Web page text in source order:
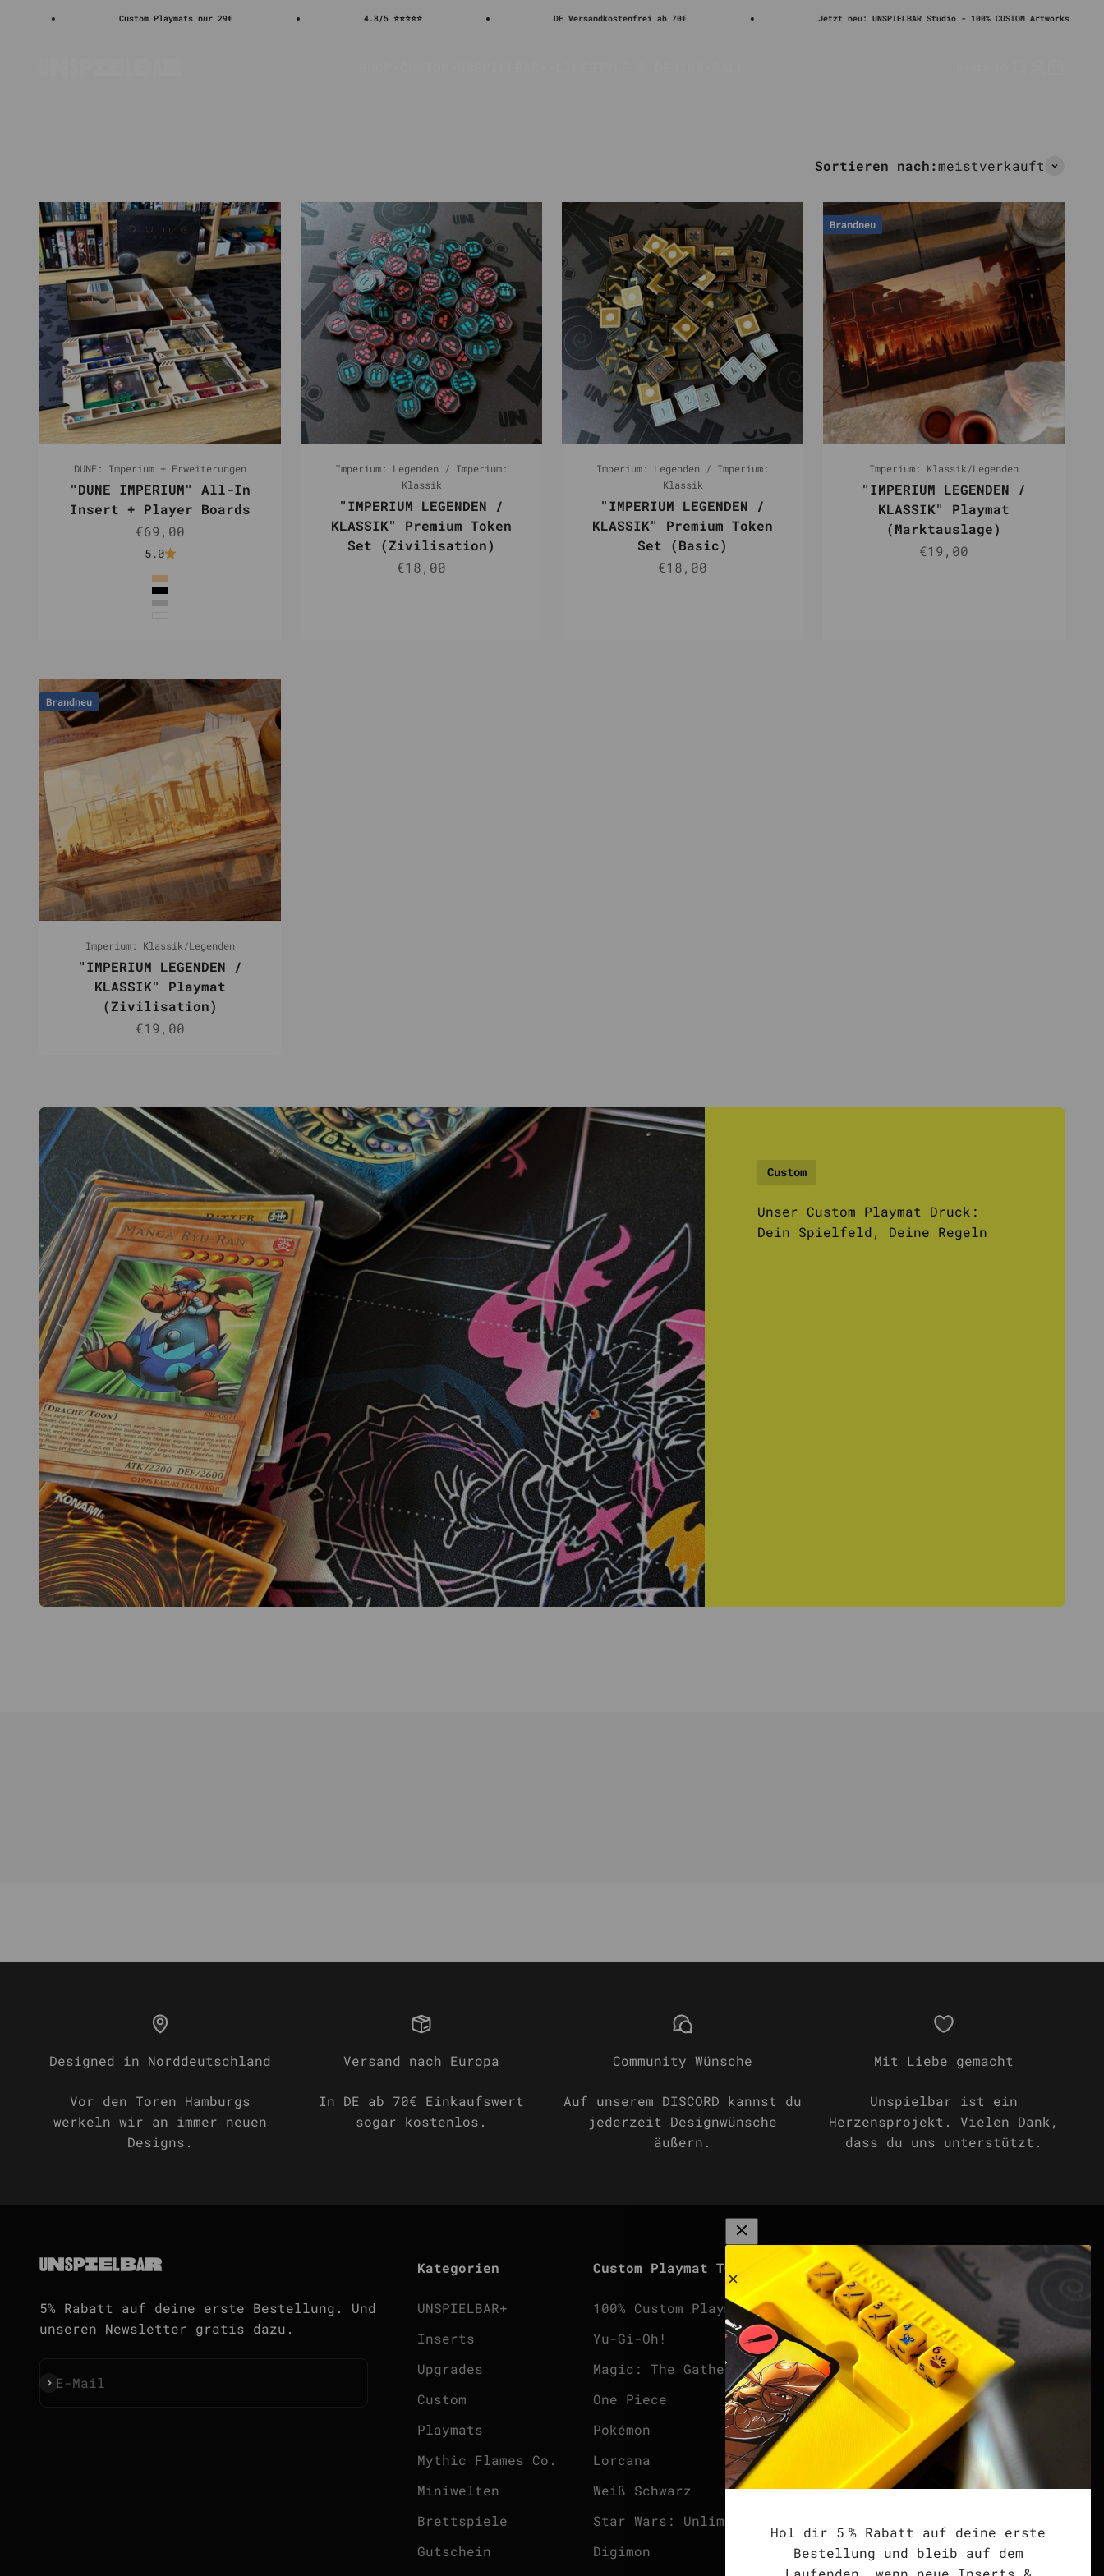
Custom Playmats nur 29€ 4.8/5 ⭐⭐⭐⭐⭐ DE Versandkostenfrei ab 70€ Jetzt neu: UNSPIELBAR Studio - 100% CUSTOM Artworks
Hol dir 5 % Rabatt auf deine erste
Bestellung und bleib auf dem
Sortieren nach:meistverkauft
DUNE: Imperium + Erweiterungen
"DUNE IMPERIUM" All-In
Insert + Player Boards
Angebot
€69,00
5.0
Farbe
Natur
Schwarz
Imperium: Legenden / Imperium:
Klassik
"IMPERIUM LEGENDEN /
KLASSIK" Premium Token
Set (Zivilisation)
Angebot
€18,00
Imperium: Legenden / Imperium:
Klassik
"IMPERIUM LEGENDEN /
KLASSIK" Premium Token
Set (Basic)
Angebot
€18,00
Brandneu
Imperium: Klassik/Legenden
"IMPERIUM LEGENDEN /
KLASSIK" Playmat
(Marktauslage)
Angebot
€19,00
Brandneu
Imperium: Klassik/Legenden
"IMPERIUM LEGENDEN /
KLASSIK" Playmat
(Zivilisation)
Angebot
€19,00
Custom
Unser Custom Playmat Druck:
Dein Spielfeld, Deine Regeln
Designed in Norddeutschland
Vor den Toren Hamburgs
werkeln wir an immer neuen
Designs.
Versand nach Europa
In DE ab 70€ Einkaufswert
sogar kostenlos.
Community Wünsche
Auf unserem DISCORD kannst du
jederzeit Designwünsche
äußern.
Mit Liebe gemacht
Unspielbar ist ein
Herzensprojekt. Vielen Dank,
dass du uns unterstützt.
5% Rabatt auf deine erste Bestellung. Und
unseren Newsletter gratis dazu.
E-Mail
Abonnieren
Kategorien
UNSPIELBAR+
Inserts
Upgrades
Custom
Playmats
Mythic Flames Co.
Miniwelten
Brettspiele
Gutschein
Custom Playmat TCG Zones
100% Custom Playmat
Yu-Gi-Oh!
Magic: The Gathering
One Piece
Pokémon
Lorcana
Weiß Schwarz
Star Wars: Unlimited
Digimon
Community
Spielen. Teilen.
Verdienen. | Affiliate
Creator Programm
DISCORD | Community
Server
points | Score Tracker
Podcast
Impressum
Widerrufsrecht &
Widerrufsformular